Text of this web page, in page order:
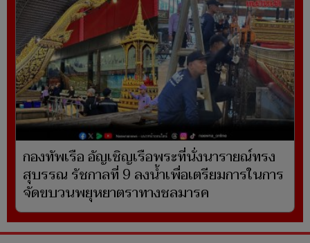
กองทัพเรือ อัญเชิญเรือพระที่นั่งนารายณ์ทรง
สุบรรณ รัชกาลที่ 9 ลงน้ำเพื่อเตรียมการในการ
จัดขบวนพยุหยาตราทางชลมารค